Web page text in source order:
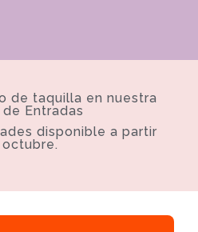
de taquilla en nuestra
Entradas
disponible a partir